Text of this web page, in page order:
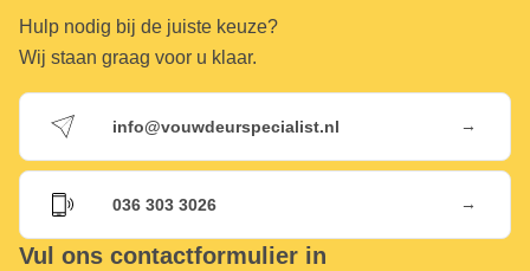
Hulp nodig bij de juiste keuze?
Wij staan graag voor u klaar.
info@vouwdeurspecialist.nl →
036 303 3026 →
Vul ons contactformulier in